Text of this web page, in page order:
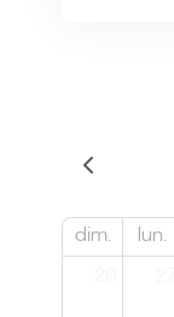
dim. lun.